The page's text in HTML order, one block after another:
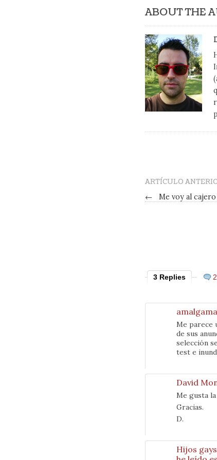
ABOUT THE
ARTÍCULO
←
Me voy al
3 Replies
Me parece
de sus
selección
test e
David
Me gusta
Gracias.
D.
Hijos